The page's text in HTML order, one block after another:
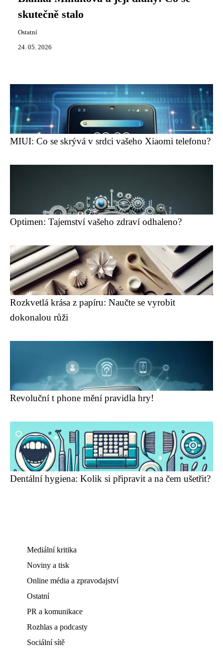
skutečně stalo
Ostatní
24. 05. 2026
MIUI: Co se skrývá v srdci vašeho Xiaomi telefonu?
Optimen: Tajemství vašeho zdraví odhaleno?
Rozkvetlá krása z papíru: Naučte se vyrobit
dokonalou růži
Revoluční t phone mění pravidla hry!
Dentální hygiena: Kolik si připravit a na čem ušetřit?
Mediální kritika
Noviny a tisk
Online média a zpravodajství
Ostatní
PR a komunikace
Rozhlas a podcasty
Sociální sítě